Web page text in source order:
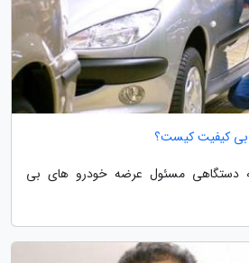
کیفیت کیست؟
دستگاهی مسئول عرضه خودرو های بی